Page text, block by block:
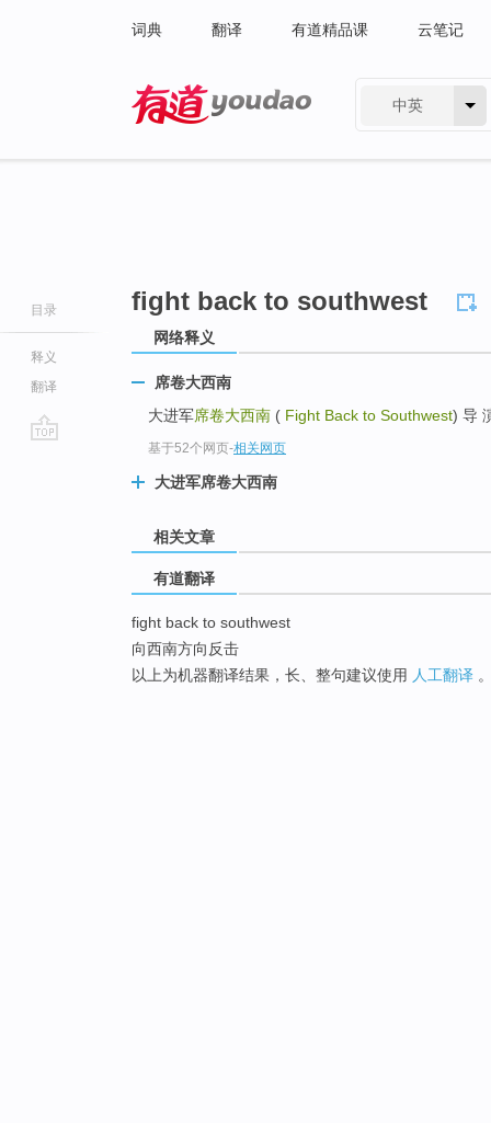
词典 翻译 有道精品课 云笔记
中英
目录
释义
翻译
fight back to southwest
网络释义
席卷大西南
大进军席卷大西南 ( Fight Back to Southwest) 导
基于52个网页-相关网页
大进军席卷大西南
相关文章
有道翻译
fight back to southwest
向西南方向反击
以上为机器翻译结果，长、整句建议使用 人工翻译